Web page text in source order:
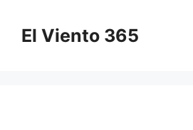
contenido
El Viento 365